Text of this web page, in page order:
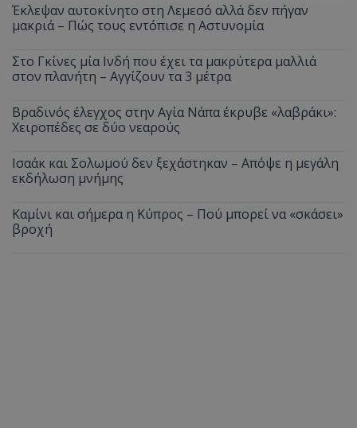
Έκλεψαν αυτοκίνητο στη Λεμεσό αλλά δεν πήγαν
μακριά – Πώς τους εντόπισε η Αστυνομία
Στο Γκίνες μία Ινδή που έχει τα μακρύτερα μαλλιά
στον πλανήτη – Αγγίζουν τα 3 μέτρα
Βραδινός έλεγχος στην Αγία Νάπα έκρυβε «λαβράκι»:
Χειροπέδες σε δύο νεαρούς
Ισαάκ και Σολωμού δεν ξεχάστηκαν – Απόψε η μεγάλη
εκδήλωση μνήμης
Καμίνι και σήμερα η Κύπρος – Πού μπορεί να «σκάσει»
βροχή